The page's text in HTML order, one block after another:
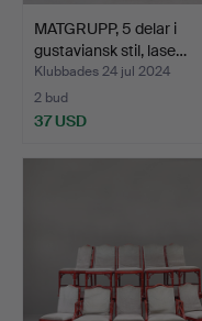
MATGRUPP, 5 delar i
gustaviansk stil, lase…
Klubbades 24 jul 2024
2 bud
37 USD